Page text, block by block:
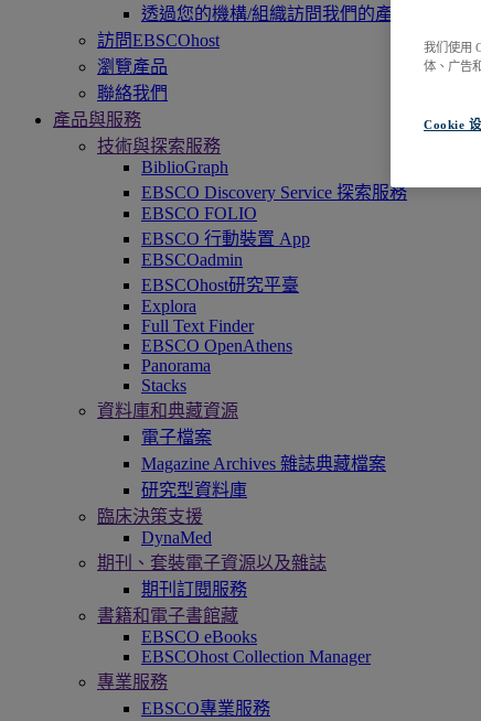
透過您的機構/組織訪問我們的產品，即刻開
訪問EBSCOhost
瀏覽產品
聯絡我們
產品與服務
技術與探索服務
BiblioGraph
EBSCO Discovery Service 探索服務
EBSCO FOLIO
EBSCO 行動裝置 App
EBSCOadmin
EBSCOhost研究平臺
Explora
Full Text Finder
EBSCO OpenAthens
Panorama
Stacks
資料庫和典藏資源
電子檔案
Magazine Archives 雜誌典藏檔案
研究型資料庫
臨床決策支援
DynaMed
期刊、套裝電子資源以及雜誌
期刊訂閱服務
書籍和電子書館藏
EBSCO eBooks
EBSCOhost Collection Manager
專業服務
EBSCO專業服務
我们使用
体、广告
Cookie